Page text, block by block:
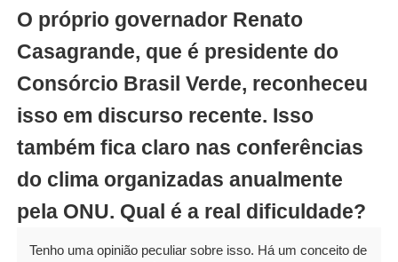
O próprio governador Renato
Casagrande, que é presidente do
Consórcio Brasil Verde, reconheceu
isso em discurso recente. Isso
também fica claro nas conferências
do clima organizadas anualmente
pela ONU. Qual é a real dificuldade?
Tenho uma opinião peculiar sobre isso. Há um conceito de